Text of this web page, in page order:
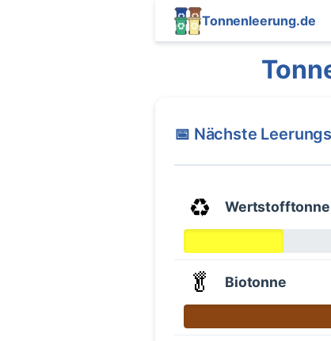
Tonnenleerung.de
📅 Nächste
♻️ Wertstofftonne
🥬 Biotonne